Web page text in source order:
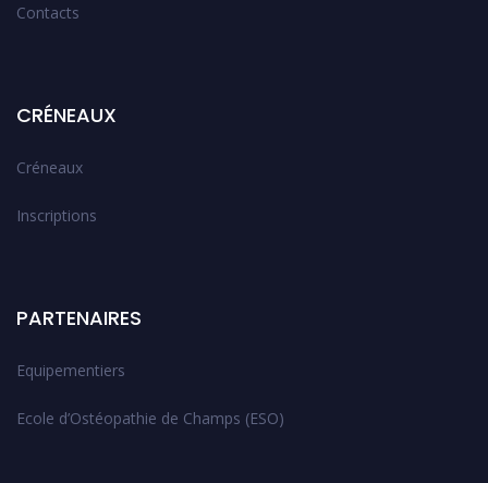
Contacts
CRÉNEAUX
Créneaux
Inscriptions
PARTENAIRES
Equipementiers
Ecole d’Ostéopathie de Champs (ESO)